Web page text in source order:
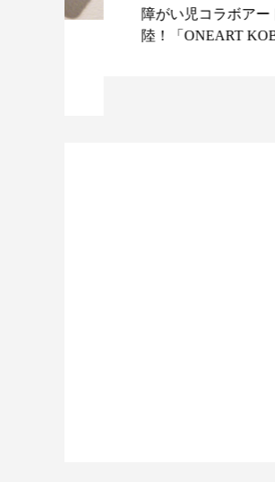
障がい児コラボアート展
陸！「ONEART KOBE」2